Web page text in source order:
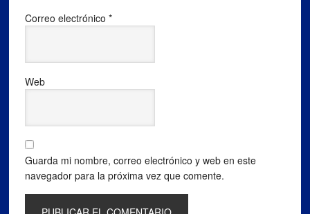
Correo electrónico *
Web
Guarda mi nombre, correo electrónico y web en este
navegador para la próxima vez que comente.